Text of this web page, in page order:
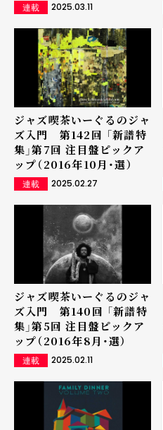
連載 2025.03.11
ジャズ喫茶いーぐるのジャ
ズ入門 第142回 「新譜特
集」第7回 注目盤ピックア
ップ（2016年10月・選）
連載 2025.02.27
ジャズ喫茶いーぐるのジャ
ズ入門 第140回 「新譜特
集」第5回 注目盤ピックア
ップ（2016年8月・選）
連載 2025.02.11